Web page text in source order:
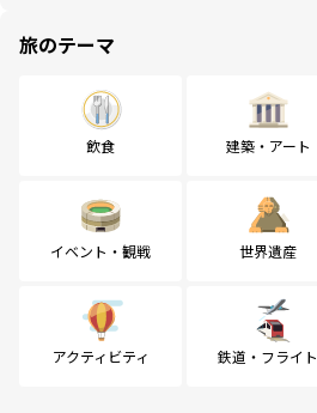
旅のテーマ
飲食 建築・アート
イベント・観戦 世界遺産
アクティビティ 鉄道・フライト